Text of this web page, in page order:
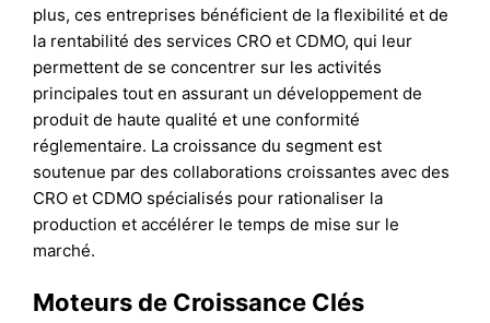
plus, ces entreprises bénéficient de la flexibilité et de
la rentabilité des services CRO et CDMO, qui leur
permettent de se concentrer sur les activités
principales tout en assurant un développement de
produit de haute qualité et une conformité
réglementaire. La croissance du segment est
soutenue par des collaborations croissantes avec des
CRO et CDMO spécialisés pour rationaliser la
production et accélérer le temps de mise sur le
marché.
Moteurs de Croissance Clés